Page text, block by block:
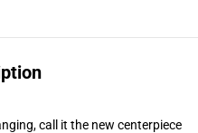
call it the new centerpiece